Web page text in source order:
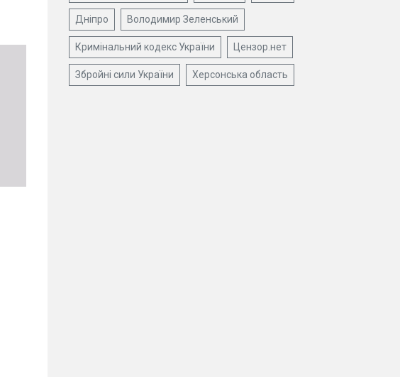
Дніпро Володимир Зеленський
Кримінальний кодекс України Цензор.нет
Збройні сили України Херсонська область